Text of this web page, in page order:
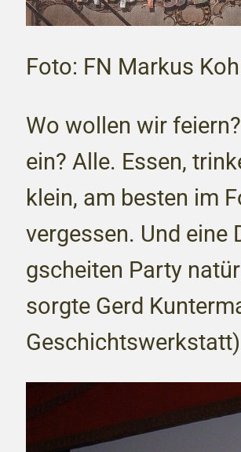
Foto: FN Markus
Wo wollen wir
ein? Alle. Essen,
klein, am besten im
vergessen. Und eine
gscheiten Party
sorgte Gerd